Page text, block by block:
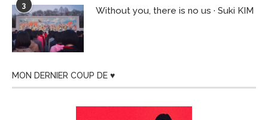
3 Without you, there is no us · Suki KIM
MON DERNIER COUP DE ♥